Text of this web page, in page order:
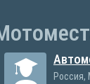
Россия,